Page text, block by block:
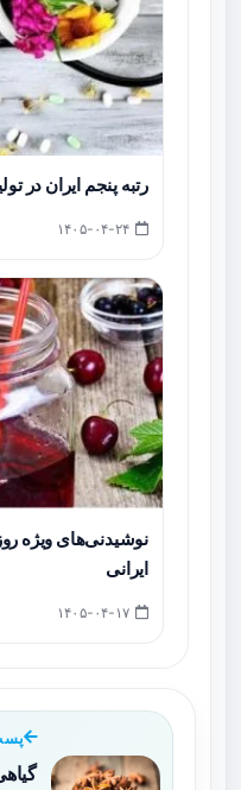
رتبه پنجم ایران در
نوشیدنی‌های ویژه
ایرانی